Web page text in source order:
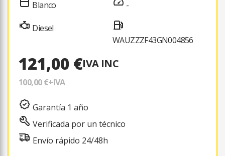
Blanco
Diesel
-
WAUZZZF43GN004856
121,00 €IVA INC
100,00 €+IVA
Garantía 1 año
Verificada por un técnico
Envío rápido 24/48h